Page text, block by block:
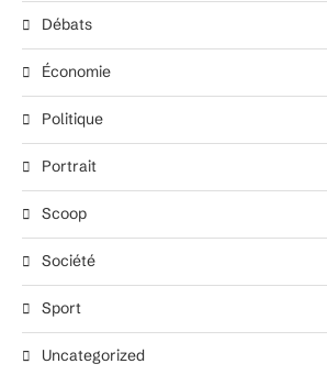
Débats
Économie
Politique
Portrait
Scoop
Société
Sport
Uncategorized